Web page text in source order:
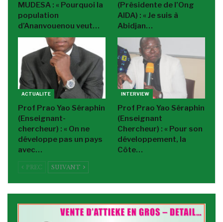
MUDESA : « Pourquoi la
population
d’Ananvouenou veut…
(Présidente de l’Ong
AIDA) : « Je suis à
Abidjan…
ACTUALITE
Prof Prao Yao Séraphin
(Enseignant-
chercheur) : « On ne
développe pas un pays
avec…
INTERVIEW
Prof Prao Yao Séraphin
(Enseignant
Chercheur) : « Pour son
développement, la
Côte…
PREC SUIVANT